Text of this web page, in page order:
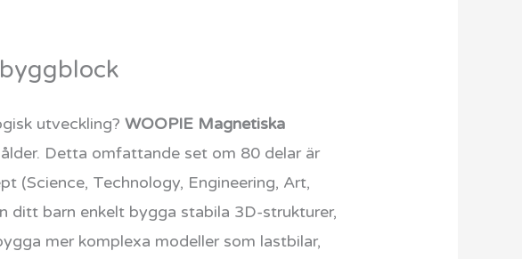
utveckling?WOOPIE Magnetiska
Detta omfattande set om 80 delar är
(Science, Technology, Engineering, Art,
ditt barn enkelt bygga stabila 3D-strukturer,
mer komplexa modeller som lastbilar,